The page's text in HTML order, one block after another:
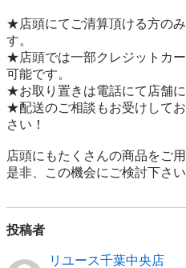
★店頭にてご清算頂ける方の
す。
★店頭では一部クレジットカ
可能です。
★お取り置きは電話にて店舗に
★配送のご相談もお受けして
さい！
店頭にもたくさんの商品をご
投稿者
リユース千葉中央店